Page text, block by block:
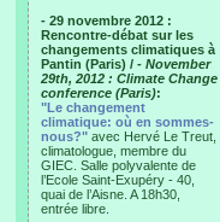
- 29 novembre 2012 :
Rencontre-débat sur les
changements climatiques à
Pantin (Paris) / - November
29th, 2012 : Climate Change
conference (Paris):
"Le changement
climatique: où en sommes-
nous?" avec Hervé Le Treut,
climatologue, membre du
GIEC. Salle polyvalente de
l’Ecole Saint-Exupéry - 40,
quai de l’Aisne. A 18h30,
entrée libre.